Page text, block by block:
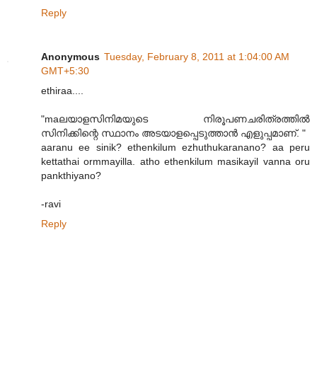
Reply
Anonymous Tuesday, February 8, 2011 at 1:04:00 AM
GMT+5:30
ethiraa....
"maലയാളസിനിമയുടെ നിരൂപണചരിത്രത്തിൽ
സിനിക്കിന്റെ സ്ഥാനം അടയാളപ്പെടുത്താൻ എളുപ്പമാണ്. "
aaranu ee sinik? ethenkilum ezhuthukaranano? aa peru
kettathai ormmayilla. atho ethenkilum masikayil vanna oru
pankthiyano?
-ravi
Reply